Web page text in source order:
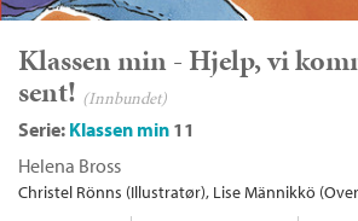
Klassen min - Hjelp, vi
sent! (Innbundet)
Serie: Klassen min 11
Helena Bross
Christel Rönns (Illustratør) Lise Männikkö